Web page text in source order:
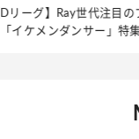
夏だからこそ“水
ケア】アイテム3選